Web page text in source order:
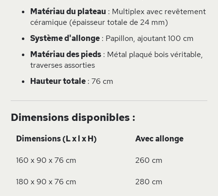
Matériau du plateau : Multiplex avec revêtement
céramique (épaisseur totale de 24 mm)
Système d'allonge : Papillon, ajoutant 100 cm
Matériau des pieds : Métal plaqué bois véritable,
traverses assorties
Hauteur totale : 76 cm
Dimensions disponibles :
Dimensions (L x l x H) Avec allonge
160 x 90 x 76 cm 260 cm
180 x 90 x 76 cm 280 cm